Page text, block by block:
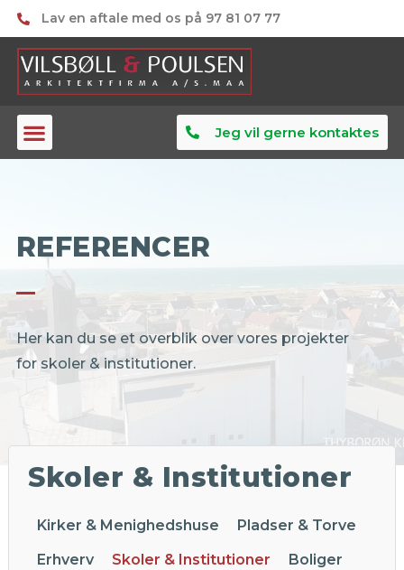
Lav en aftale med os på 97 81 07 77
Jeg vil gerne kontaktes
REFERENCER
Her kan du se et overblik over vores projekter
for skoler & institutioner.
Skoler & Institutioner
Kirker & Menighedshuse
Pladser & Torve
Erhverv
Skoler & Institutioner Boliger